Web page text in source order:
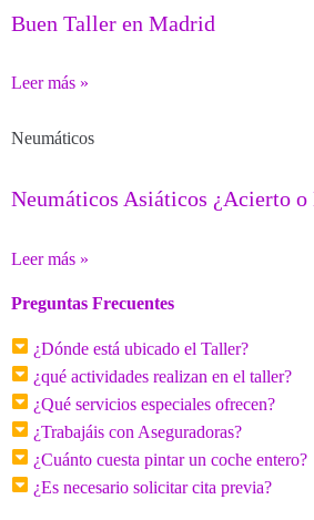
Buen Taller en Madrid
Leer más »
Neumáticos
Neumáticos Asiáticos ¿Acierto o
Leer más »
Preguntas Frecuentes
¿Dónde está ubicado el Taller?
¿qué actividades realizan en el taller?
¿Qué servicios especiales ofrecen?
¿Trabajáis con Aseguradoras?
¿Cuánto cuesta pintar un coche entero?
¿Es necesario solicitar cita previa?